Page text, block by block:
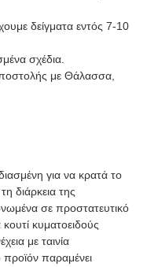
δείγματα εντός 7-10
σχέδια.
με Θάλασσα,
για να κρατά το
διάρκεια της
σε προστατευτικό
κουτί κυματοειδούς
με ταινία
προϊόν παραμένει